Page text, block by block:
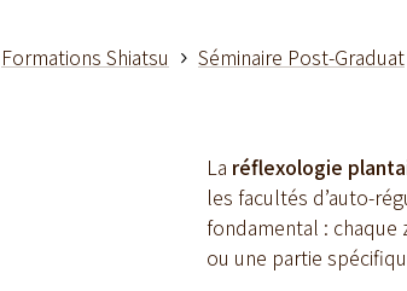
Formations Shiatsu Séminaire Post-Graduat
La réflexologie
les facultés d’auto-
fondamental : chaque
ou une partie